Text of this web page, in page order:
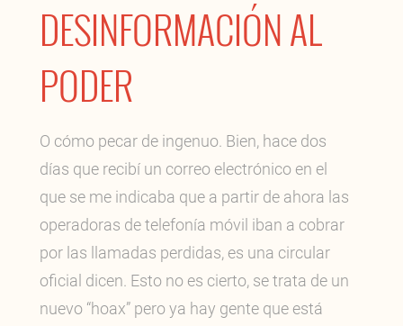
DESINFORMACIÓN AL
PODER
O cómo pecar de ingenuo. Bien, hace dos
días que recibí un correo electrónico en el
que se me indicaba que a partir de ahora las
operadoras de telefonía móvil iban a cobrar
por las llamadas perdidas, es una circular
oficial dicen. Esto no es cierto, se trata de un
nuevo “hoax” pero ya hay gente que está